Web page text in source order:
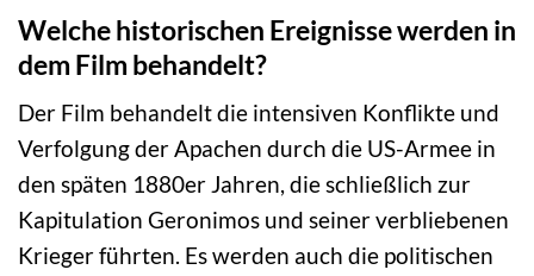
Welche historischen Ereignisse werden in
dem Film behandelt?
Der Film behandelt die intensiven Konflikte und
Verfolgung der Apachen durch die US-Armee in
den späten 1880er Jahren, die schließlich zur
Kapitulation Geronimos und seiner verbliebenen
Krieger führten. Es werden auch die politischen